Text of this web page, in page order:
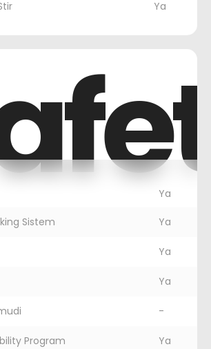
Ya
Ya
Sistem Ya
Ya
Ya
-
Program Ya